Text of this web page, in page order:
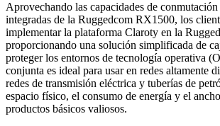
Aprovechando las capacidades de
integradas de la Ruggedcom RX1500, los
implementar la plataforma Claroty en la
proporcionando una solución simplificada de
proteger los entornos de tecnología operativa
conjunta es ideal para usar en redes altamente
redes de transmisión eléctrica y tuberías de
espacio físico, el consumo de energía y el
productos básicos valiosos.